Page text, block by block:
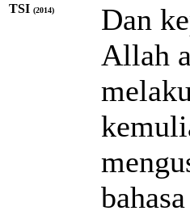
TSI (2014)
Dan
Allah